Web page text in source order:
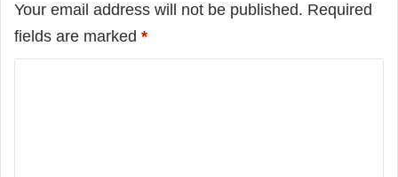
Your email address will not be published. Required
fields are marked *